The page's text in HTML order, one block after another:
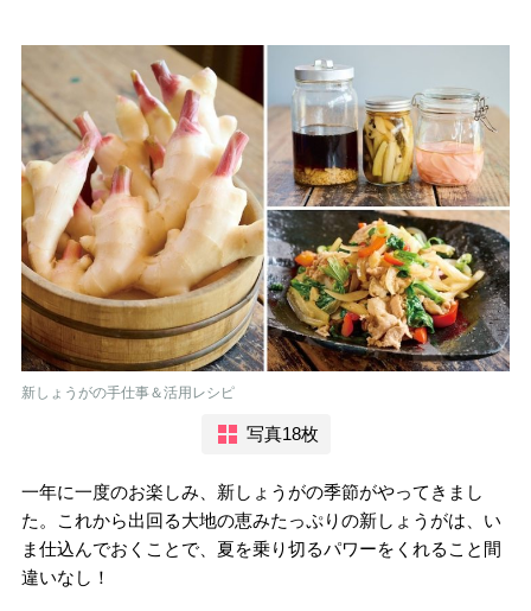
新しょうがの手仕事＆活用レシピ
写真18枚
一年に一度のお楽しみ、新しょうがの季節がやってきまし
た。これから出回る大地の恵みたっぷりの新しょうがは、い
ま仕込んでおくことで、夏を乗り切るパワーをくれること間
違いなし！